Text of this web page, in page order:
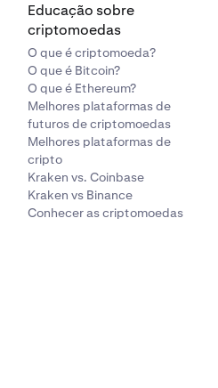
Educação sobre
criptomoedas
O que é criptomoeda?
O que é Bitcoin?
O que é Ethereum?
Melhores plataformas de
futuros de criptomoedas
Melhores plataformas de
cripto
Kraken vs. Coinbase
Kraken vs Binance
Conhecer as criptomoedas